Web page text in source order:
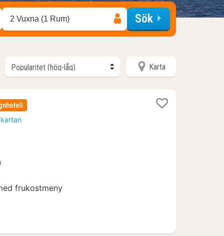
2 Vuxna (1 Rum) Sök
Karta
frukostmeny